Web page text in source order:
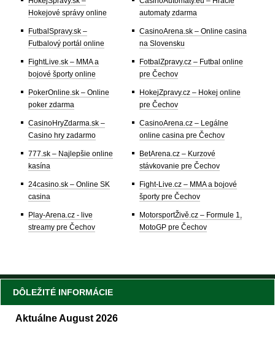
Hokejové správy online
FutbalSpravy.sk –
Futbalový portál online
FightLive.sk – MMA a
bojové športy online
PokerOnline.sk – Online
poker zdarma
CasinoHryZdarma.sk –
Casino hry zadarmo
777.sk – Najlepšie online
kasína
24casino.sk – Online SK
casina
Play-Arena.cz - live
streamy pre Čechov
automaty zdarma
CasinoArena.sk – Online casina
na Slovensku
FotbalZpravy.cz – Futbal online
pre Čechov
HokejZpravy.cz – Hokej online
pre Čechov
CasinoArena.cz – Legálne
online casina pre Čechov
BetArena.cz – Kurzové
stávkovanie pre Čechov
Fight-Live.cz – MMA a bojové
športy pre Čechov
MotorsportŽivě.cz – Formule 1,
MotoGP pre Čechov
DÔLEŽITÉ INFORMÁCIE
Aktuálne August 2026